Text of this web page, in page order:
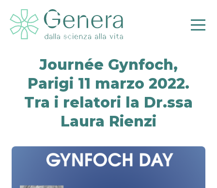
Journée Gynfoch,
Parigi 11 marzo 2022.
Tra i relatori la Dr.ssa
Laura Rienzi